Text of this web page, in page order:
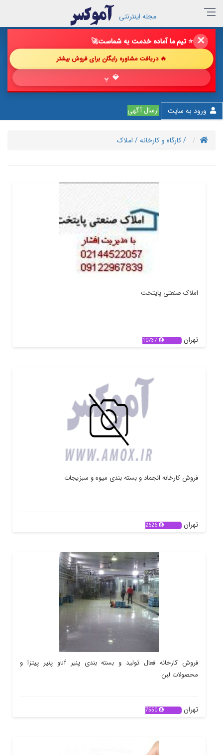
✕ 🔥 فروش خود را با ما چند برابر کن!🚀
🔥 دریافت مشاوره رایگان برای فروش بیشتر
💎 پیشنهاد ش
ورود به سایت ارسال آگهی
مجله اینترنتی
/ کارگاه و کارخانه/ املاک
املاک صنعتی پایتخت
تهران 10737
فروش کارخانه انجماد و بسته بندی میوه و سبزیجات
تهران 2626
فروش کارخانه فعال تولید و بسته بندی پنیر ufو پنیر پیتزا و
محصولات لبن
تهران 7550